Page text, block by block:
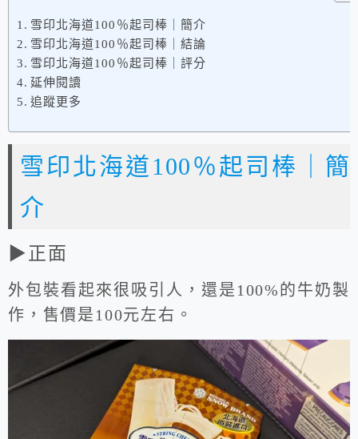
雪印北海道100％起司棒｜簡介
雪印北海道100％起司棒｜結論
雪印北海道100％起司棒｜評分
延伸閱讀
追蹤更多
雪印北海道100％起司棒｜簡
介
▶正面
外包裝看起來很吸引人，還是100%的牛奶製
作，售價是100元左右。